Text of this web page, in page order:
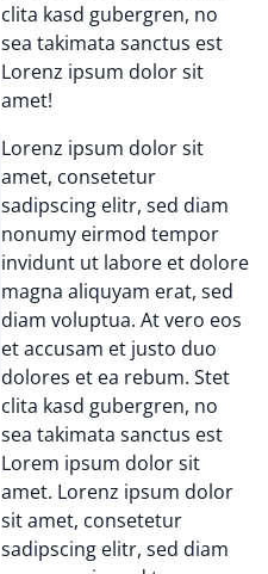
clita kasd gubergren, no
sea takimata sanctus est
Lorenz ipsum dolor sit
amet!
Lorenz ipsum dolor sit
amet, consetetur
sadipscing elitr, sed diam
nonumy eirmod tempor
invidunt ut labore et dolore
magna aliquyam erat, sed
diam voluptua. At vero eos
et accusam et justo duo
dolores et ea rebum. Stet
clita kasd gubergren, no
sea takimata sanctus est
Lorem ipsum dolor sit
amet. Lorenz ipsum dolor
sit amet, consetetur
sadipscing elitr, sed diam